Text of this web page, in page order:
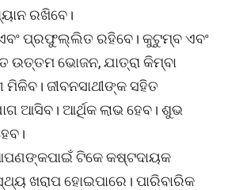
ରଖିବେ।
ପ୍ରଫୁଲ୍ଲିତ ରହିବେ। କୁଟୁମ୍ବ ଏବଂ
ଉତ୍ତମ ଭୋଜନ, ଯାତ୍ରା କିମ୍ବା
ଜୀବନସାଥୀଙ୍କ ସହିତ
ଆସିବ। ଆର୍ଥିକ ଲାଭ ହେବ। ଶୁଭ
ଟିକେ କଷ୍ଟଦାୟକ
ଖରାପ ହୋଇପାରେ। ପାରିବାରିକ